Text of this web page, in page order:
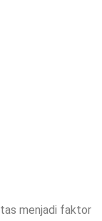
menjadi faktor